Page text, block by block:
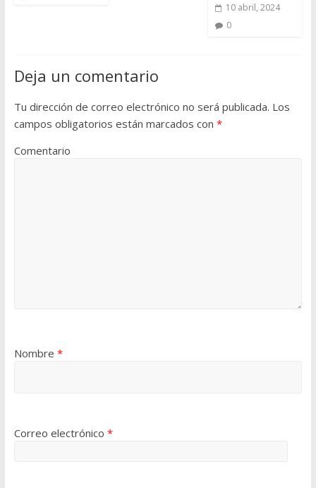
10 abril, 2024
0
Deja un comentario
Tu dirección de correo electrónico no será publicada. Los
campos obligatorios están marcados con *
Comentario
Nombre *
Correo electrónico *